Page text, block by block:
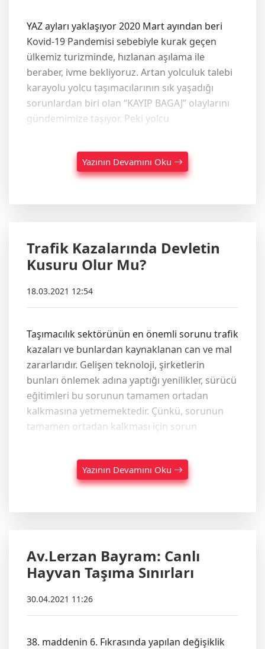
YAZ ayları yaklaşıyor 2020 Mart ayından beri
Kovid-19 Pandemisi sebebiyle kurak geçen
ülkemiz turizminde, hızlanan aşılama ile
beraber, ivme bekliyoruz. Artan yolculuk talebi
karayolu yolcu taşımacılarının sık yaşadığı
sorunlardan biri olan “KAYIP BAGAJ” olaylarını
gündemimize taşıyor. Peki yolcu
Yazının Devamını Oku
Trafik Kazalarında Devletin
Kusuru Olur Mu?
18.03.2021 12:54
Taşımacılık sektörünün en önemli sorunu trafik
kazaları ve bunlardan kaynaklanan can ve mal
zararlarıdır. Gelişen teknoloji, şirketlerin
bunları önlemek adına yaptığı yenilikler, sürücü
eğitimleri bu sorunun tamamen ortadan
kalkmasına yetmemektedir. Çünkü, sorunun
tamamen ortadan kalkması için sorun
Yazının Devamını Oku
Av.Lerzan Bayram: Canlı
Hayvan Taşıma Sınırları
30.04.2021 11:26
38. maddenin 6. Fıkrasında yapılan değişiklik